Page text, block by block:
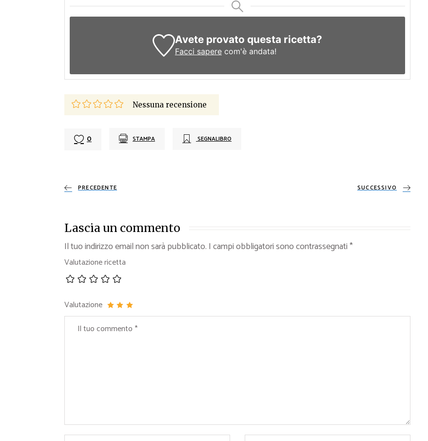
Avete provato questa ricetta?
Facci saperecom'è andata!
Nessuna recensione
0 STAMPA SEGNALIBRO
PRECEDENTE SUCCESSIVO
Lascia un commento
Il tuo indirizzo email non sarà pubblicato. I campi obbligatori sono contrassegnati*
Valutazione ricetta
Valutazione